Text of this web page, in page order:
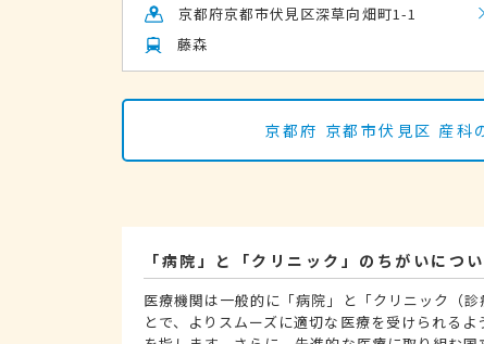
京都府京都市伏見区深草向畑町1-1
藤森
京都府 京都市伏見区 産科
「病院」と「クリニック」のちがいにつ
医療機関は一般的に「病院」と「クリニック（
とで、よりスムーズに適切な医療を受けられる